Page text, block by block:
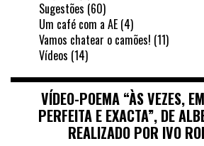
Sugestões (60)
Um café com a AE (4)
Vamos chatear o camões! (11)
Vídeos (14)
VÍDEO-POEMA “ÀS VEZES,
PERFEITA E EXACTA”, DE
REALIZADO POR IVO